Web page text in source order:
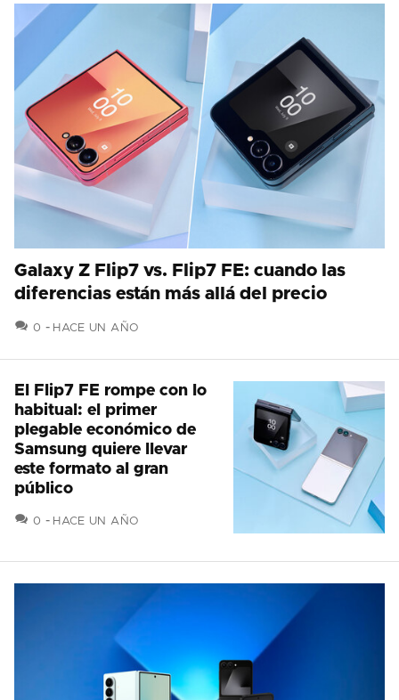
Galaxy Z Flip7 vs. Flip7 FE: cuando las
diferencias están más allá del precio
0 COMENTARIOS
HACE UN AÑO
El Flip7 FE rompe con lo
habitual: el primer
plegable económico de
Samsung quiere llevar
este formato al gran
público
0 COMENTARIOS
HACE UN AÑO